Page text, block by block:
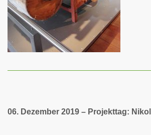
06. Dezember 2019 – Projekttag: